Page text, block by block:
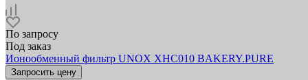
По запросу
Под заказ
Ионообменный фильтр UNOX XHC010 BAKERY.PURE
Запросить цену